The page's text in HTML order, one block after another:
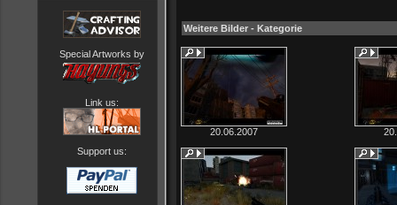
Special Artworks by
Link us:
Support us:
Weitere Bilder - Kategorie
20.06.2007